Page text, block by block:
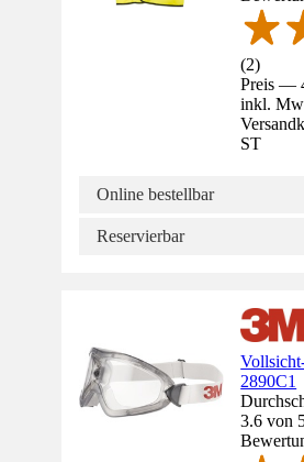
(2)
Preis —
inkl.
ST
Online bestellbar
Reservierbar
2890C1
3.6 von